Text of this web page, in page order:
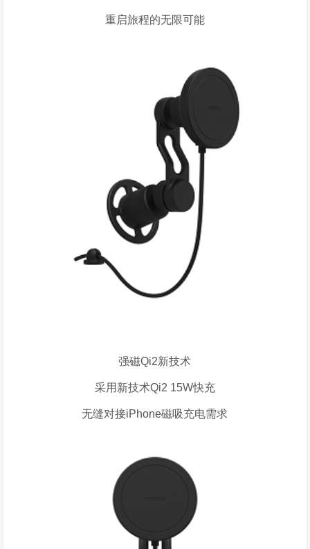
重启旅程的无限可能
强磁Qi2新技术
采用新技术Qi2 15W快充
无缝对接iPhone磁吸充电需求